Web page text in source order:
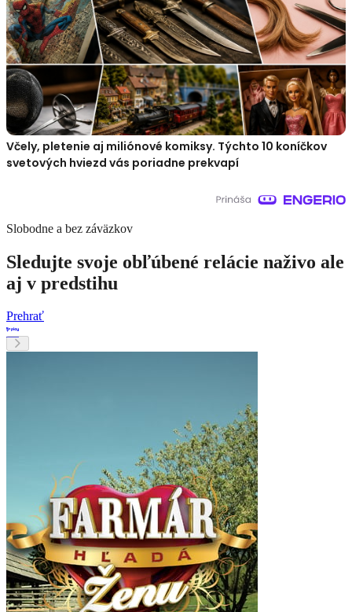
Včely, pletenie aj miliónové komiksy. Týchto 10 koníčkov
svetových hviezd vás poriadne prekvapí
Slobodne a bez záväzkov
Sledujte svoje obľúbené relácie naživo ale
aj v predstihu
Prehrať